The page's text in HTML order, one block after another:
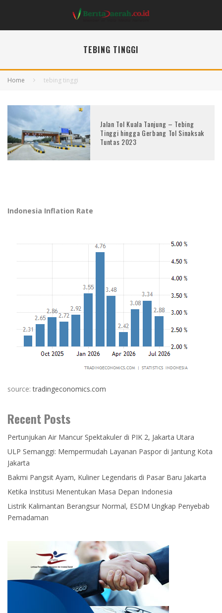
TEBING TINGGI
Home tebing tinggi
Jalan Tol Kuala Tanjung – Tebing
Tinggi hingga Gerbang Tol Sinaksak
Tuntas 2023
Indonesia Inflation Rate
source:tradingeconomics.com
Recent Posts
Pertunjukan Air Mancur Spektakuler di PIK 2, Jakarta Utara
ULP Semanggi: Mempermudah Layanan Paspor di Jantung Kota
Jakarta
Bakmi Pangsit Ayam, Kuliner Legendaris di Pasar Baru Jakarta
Ketika Institusi Menentukan Masa Depan Indonesia
Listrik Kalimantan Berangsur Normal, ESDM Ungkap Penyebab
Pemadaman